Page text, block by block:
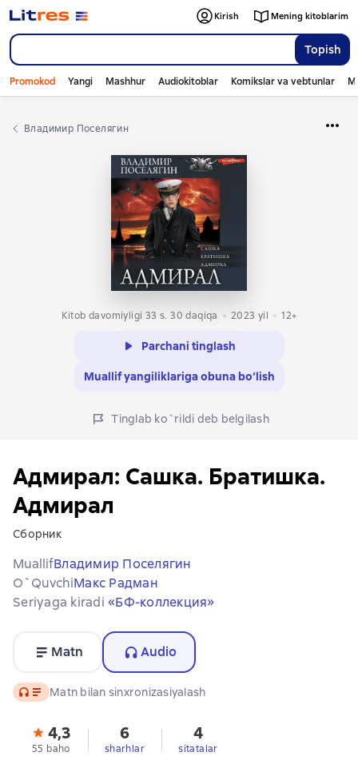
Topish
Kirish Mening kitoblarim
Promokod Yangi Mashhur Audiokitoblar Komikslar va vebtunlar
Владимир Поселягин
Kitob davomiyligi 33 s. 30 daqiqa 2023 yil 12+
Parchani tinglash
Muallif yangiliklariga obuna bo‘lish
Tinglab ko`rildi deb belgilash
Адмирал: Сашка. Братишка.
Адмирал
Сборник
MuallifВладимир Поселягин
O`quvchiМакс Радман
Seriyaga kiradi «БФ-коллекция»
Matn Audio
Audio Matn bilan sinxronizasiyalash
4,3
55 baho
6
sharhlar
4
sitatalar